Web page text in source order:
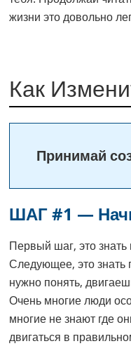
жизни это довольно
Как
Принимай
ШАГ #1 —
Первый шаг, это знать
Следующее, это знать
нужно понять,
Очень многие люди
многие не знают где
двигаться в